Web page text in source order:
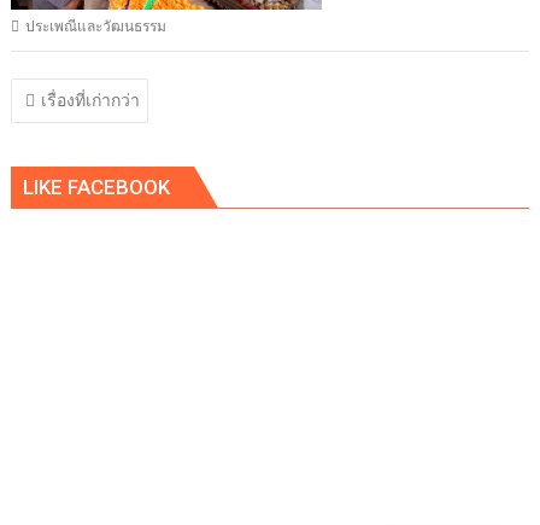
ประเพณีและวัฒนธรรม
แนะแนว
เรื่อง
เรื่องที่เก่ากว่า
LIKE FACEBOOK